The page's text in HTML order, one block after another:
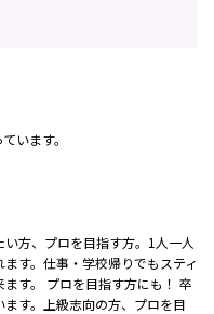
います。
方、プロを目指す方。1人一人
す。仕事・学校帰りでもスティ
す。 プロを目指す方にも！ 卒
す。上級志向の方、プロを目